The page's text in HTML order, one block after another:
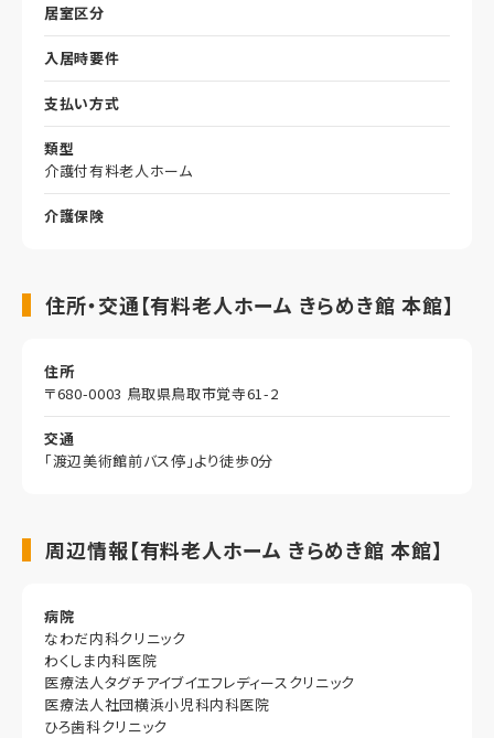
居室区分
入居時要件
支払い方式
類型
介護付有料老人ホーム
介護保険
住所・交通【有料老人ホーム きらめき館 本館】
住所
〒680-0003 鳥取県鳥取市覚寺61-2
交通
「渡辺美術館前バス停」より徒歩0分
周辺情報【有料老人ホーム きらめき館 本館】
病院
なわだ内科クリニック
わくしま内科医院
医療法人タグチアイブイエフレディースクリニック
医療法人社団横浜小児科内科医院
ひろ歯科クリニック